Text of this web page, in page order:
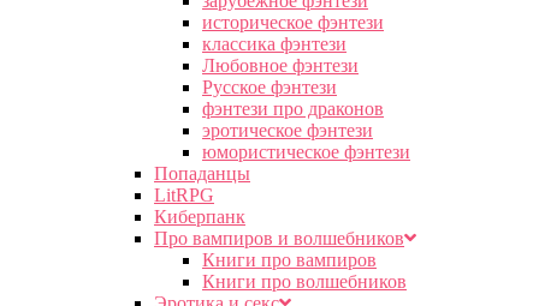
историческое фэнтези
классика фэнтези
Любовное фэнтези
Русское фэнтези
фэнтези про драконов
эротическое фэнтези
юмористическое фэнтези
Попаданцы
LitRPG
Киберпанк
Про вампиров и волшебников
Книги про вампиров
Книги про волшебников